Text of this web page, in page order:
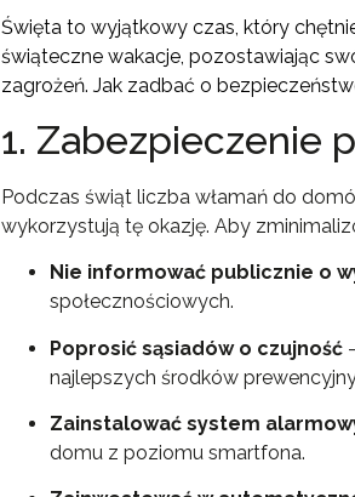
Święta to wyjątkowy czas, który
świąteczne wakacje, pozostawiając
zagrożeń. Jak zadbać o
1. Zabezpieczenie
Podczas świąt liczba włamań do
wykorzystują tę okazję. Aby
Nie informować publicznie o
społecznościowych.
Poprosić sąsiadów o czujność
najlepszych środków
Zainstalować system
domu z poziomu smartfona.